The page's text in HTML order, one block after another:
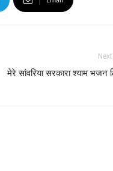
मेरे सांवरिया सरकारा श्याम भजन